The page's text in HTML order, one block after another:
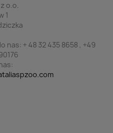
o.o.
1
nas: + 48 32 435 8658 , +49